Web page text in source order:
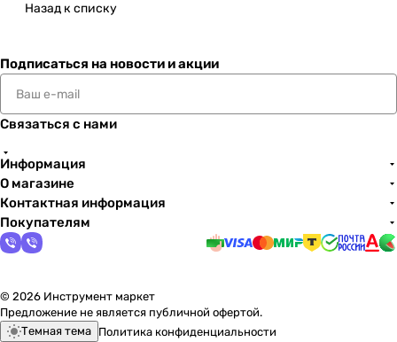
Назад к списку
Подписаться на новости и акции
Связаться с нами
Информация
О магазине
Контактная информация
Покупателям
© 2026 Инструмент маркет
Предложение не является публичной офертой.
Темная тема Политика конфиденциальности